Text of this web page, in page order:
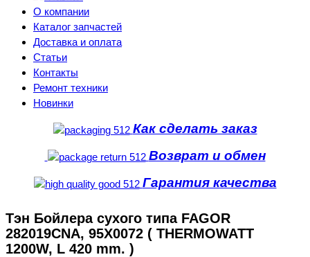
О компании
Каталог запчастей
Доставка и оплата
Статьи
Контакты
Ремонт техники
Новинки
Как сделать заказ
Возврат и обмен
Гарантия качества
Тэн Бойлера сухого типа FAGOR
282019CNA, 95X0072 ( THERMOWATT
1200W, L 420 mm. )